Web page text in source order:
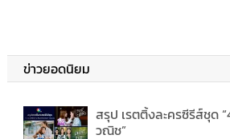
ข่าวยอดนิยม
สรุป เรตติ้งละครซีรีส์ชุด
วณิช”